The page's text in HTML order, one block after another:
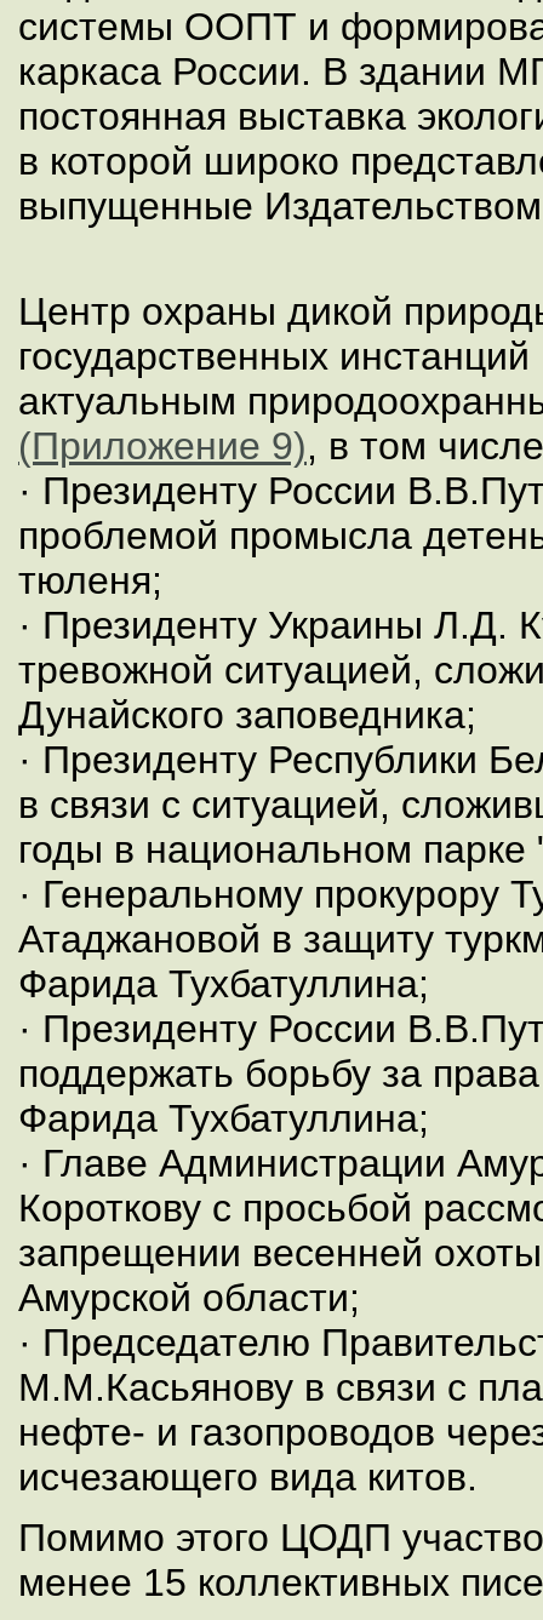
системы ООПТ и
каркаса России. В здании
постоянная выставка
в которой широко
выпущенные
Центр охраны дикой
государственных
актуальным
(Приложение 9), в том
· Президенту России
проблемой промысла
тюленя;
· Президенту Украины Л.Д.
тревожной ситуацией,
Дунайского заповедника;
· Президенту Республики
в связи с ситуацией,
годы в национальном
· Генеральному прокурору
Атаджановой в защиту
Фарида Тухбатуллина;
· Президенту России
поддержать борьбу за
Фарида Тухбатуллина;
· Главе Администрации
Короткову с просьбой
запрещении весенней
Амурской области;
· Председателю
М.М.Касьянову в связи с
нефте- и газопроводов
исчезающего вида китов.
Помимо этого ЦОДП
менее 15 коллективных